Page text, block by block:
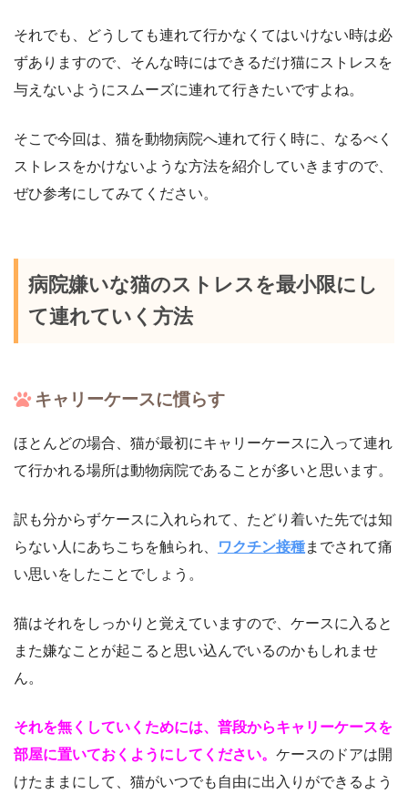
それでも、どうしても連れて行かなくてはいけない時は必
ずありますので、そんな時にはできるだけ猫にストレスを
与えないようにスムーズに連れて行きたいですよね。
そこで今回は、猫を動物病院へ連れて行く時に、なるべく
ストレスをかけないような方法を紹介していきますので、
ぜひ参考にしてみてください。
病院嫌いな猫のストレスを最小限にし
て連れていく方法
キャリーケースに慣らす
ほとんどの場合、猫が最初にキャリーケースに入って連れ
て行かれる場所は動物病院であることが多いと思います。
訳も分からずケースに入れられて、たどり着いた先では知
らない人にあちこちを触られ、
ワクチン接種までされて痛
い思いをしたことでしょう。
猫はそれをしっかりと覚えていますので、ケースに入ると
また嫌なことが起こると思い込んでいるのかもしれませ
ん。
それを無くしていくためには、普段からキャリーケースを
部屋に置いておくようにしてください。 ケースのドアは開
けたままにして、猫がいつでも自由に出入りができるよう